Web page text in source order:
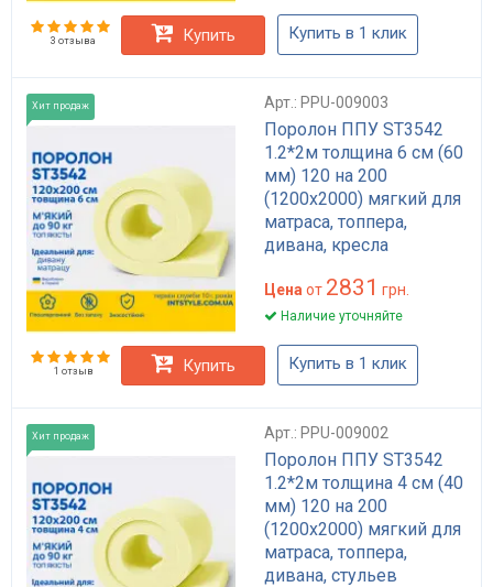
3 отзыва Купить Купить в 1 клик
Хит продаж Арт.: PPU-009003
Поролон ППУ ST3542
1.2*2м толщина 6 см (60
мм) 120 на 200
(1200х2000) мягкий для
матраса, топпера,
дивана, кресла
Цена от 2831 грн.
Наличие уточняйте
1 отзыв Купить Купить в 1 клик
Хит продаж Арт.: PPU-009002
Поролон ППУ ST3542
1.2*2м толщина 4 см (40
мм) 120 на 200
(1200х2000) мягкий для
матраса, топпера,
дивана, стульев